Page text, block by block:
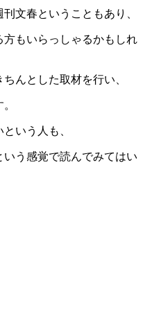
文春ということもあり、
方もいらっしゃるかもしれ
んとした取材を行い、
いう人も、
う感覚で読んでみてはい